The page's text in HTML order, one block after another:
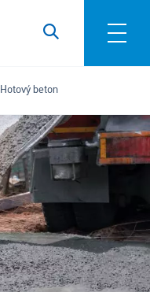
Hotový beton